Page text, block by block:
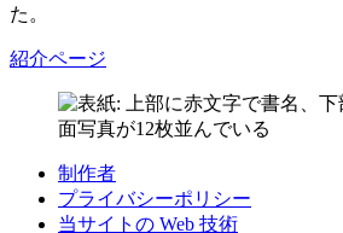
た。
紹介ページ
制作者
プライバシーポリシー
当サイトの Web 技術